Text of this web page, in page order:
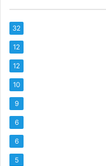
32
12
12
10
9
6
6
5